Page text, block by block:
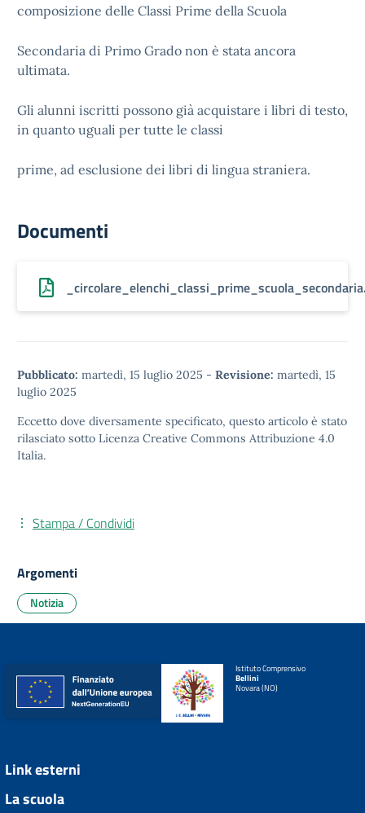
composizione delle Classi Prime della Scuola
Secondaria di Primo Grado non è stata ancora
ultimata.
Gli alunni iscritti possono già acquistare i libri di testo,
in quanto uguali per tutte le classi
prime, ad esclusione dei libri di lingua straniera.
Documenti
Pubblicato: martedì, 15 luglio 2025 - Revisione: martedì, 15
luglio 2025
Eccetto dove diversamente specificato, questo articolo è stato
rilasciato sotto Licenza Creative Commons Attribuzione 4.0
Italia.
Stampa / Condividi
Argomenti
Notizia
Istituto Comprensivo
Bellini
Novara (NO)
Link esterni
La scuola